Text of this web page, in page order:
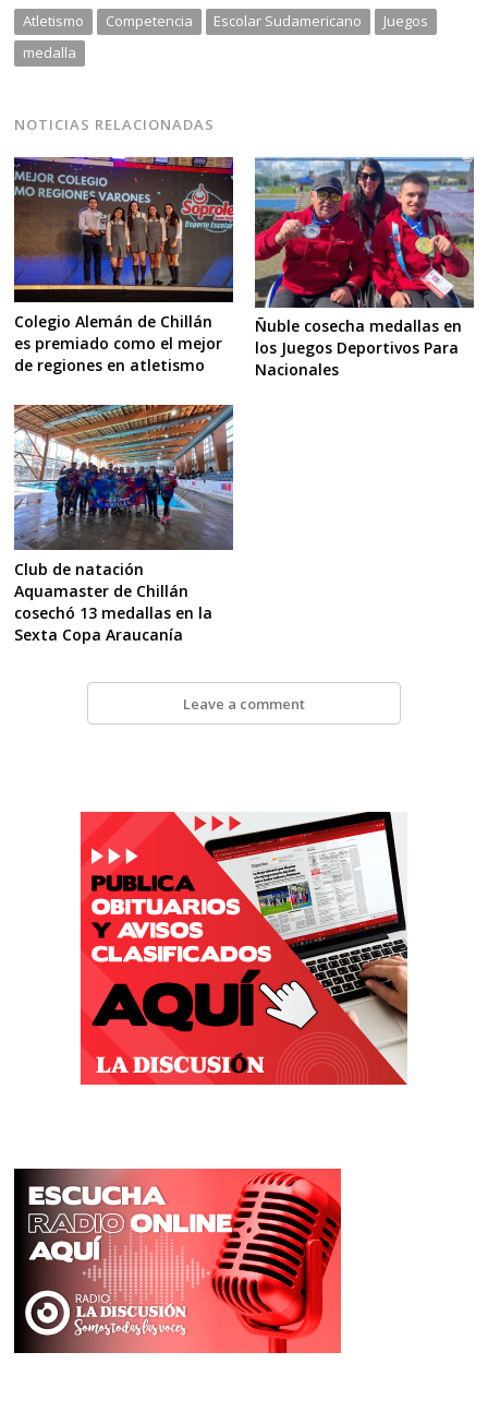
Atletismo Competencia Escolar Sudamericano
Juegos
medalla
NOTICIAS RELACIONADAS
Colegio Alemán de Chillán
es premiado como el mejor
de regiones en atletismo
Ñuble cosecha medallas en
los Juegos Deportivos Para
Nacionales
Club de natación
Aquamaster de Chillán
cosechó 13 medallas en la
Sexta Copa Araucanía
Leave a comment